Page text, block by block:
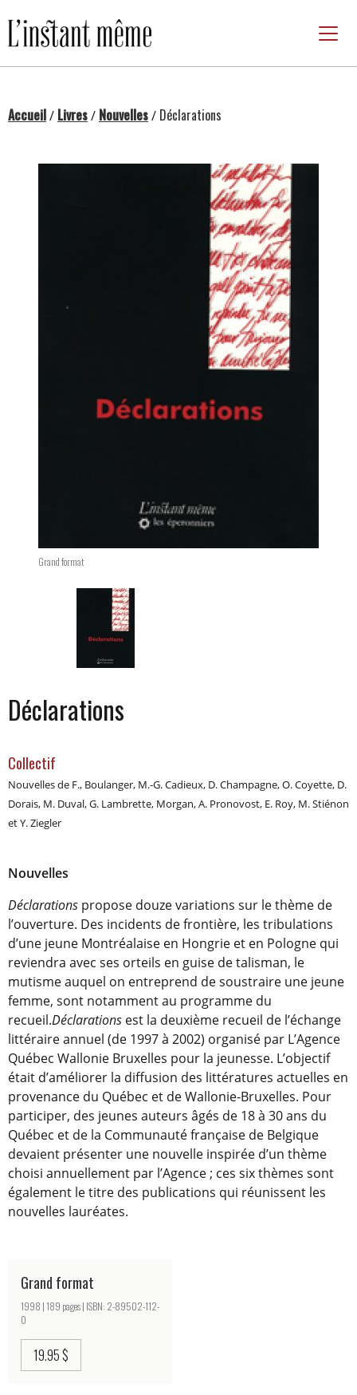
au
contenu
Accueil/ Livres/ Nouvelles/ Déclarations
Changing this current slide of this carousel will
Grand format
Changing the current slide of this carousel
Déclarations
Collectif
Nouvelles de F., Boulanger, M.-G. Cadieux, D. Champagne, O. Coyette, D.
Dorais, M. Duval, G. Lambrette, Morgan, A. Pronovost, E. Roy, M. Stiénon
et Y. Ziegler
Nouvelles
Déclarations propose douze variations sur le thème de
l’ouverture. Des incidents de frontière, les tribulations
d’une jeune Montréalaise en Hongrie et en Pologne qui
reviendra avec ses orteils en guise de talisman, le
mutisme auquel on entreprend de soustraire une jeune
femme, sont notamment au programme du
recueil.Déclarations est la deuxième recueil de l’échange
littéraire annuel (de 1997 à 2002) organisé par L’Agence
Québec Wallonie Bruxelles pour la jeunesse. L’objectif
était d’améliorer la diffusion des littératures actuelles en
provenance du Québec et de Wallonie-Bruxelles. Pour
participer, des jeunes auteurs âgés de 18 à 30 ans du
Québec et de la Communauté française de Belgique
devaient présenter une nouvelle inspirée d’un thème
choisi annuellement par l’Agence ; ces six thèmes sont
également le titre des publications qui réunissent les
nouvelles lauréates.
Grand format
1998 | 189 pages | ISBN: 2-89502-112-
0
19.95 $